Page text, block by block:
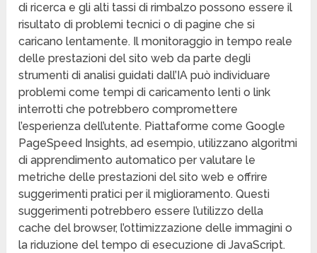
di ricerca e gli alti tassi di rimbalzo possono essere il
risultato di problemi tecnici o di pagine che si
caricano lentamente. Il monitoraggio in tempo reale
delle prestazioni del sito web da parte degli
strumenti di analisi guidati dall’IA può individuare
problemi come tempi di caricamento lenti o link
interrotti che potrebbero compromettere
l’esperienza dell’utente. Piattaforme come Google
PageSpeed Insights, ad esempio, utilizzano algoritmi
di apprendimento automatico per valutare le
metriche delle prestazioni del sito web e offrire
suggerimenti pratici per il miglioramento. Questi
suggerimenti potrebbero essere l’utilizzo della
cache del browser, l’ottimizzazione delle immagini o
la riduzione del tempo di esecuzione di JavaScript.